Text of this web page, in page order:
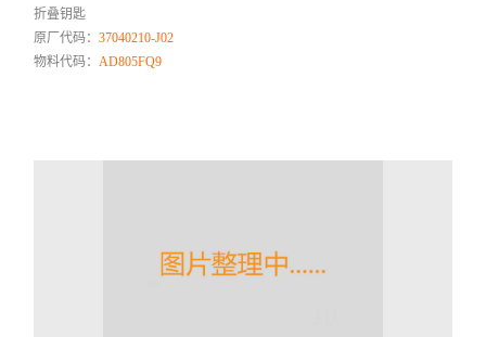
折叠钥匙
原厂代码：37040210-J02
物料代码：AD805FQ9